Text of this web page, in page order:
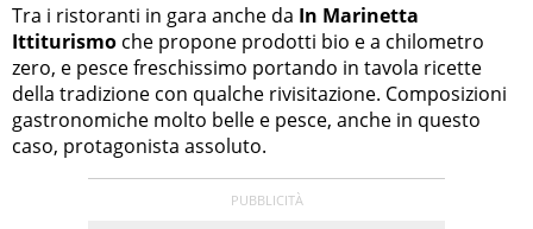
Tra i ristoranti in gara anche da In Marinetta
Ittiturismo che propone prodotti bio e a chilometro
zero, e pesce freschissimo portando in tavola ricette
della tradizione con qualche rivisitazione. Composizioni
gastronomiche molto belle e pesce, anche in questo
caso, protagonista assoluto.